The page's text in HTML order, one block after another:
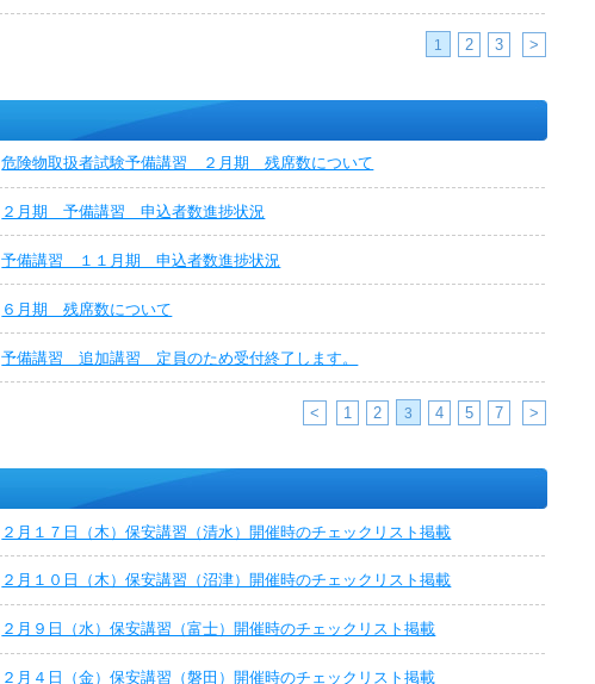
1 2 3 >
危険物取扱者試験予備講習 ２月期 残席数について
２月期 予備講習 申込者数進捗状況
予備講習 １１月期 申込者数進捗状況
６月期 残席数について
予備講習 追加講習 定員のため受付終了します。
< 1 2 3 4 5 7 >
２月１７日（木）保安講習（清水）開催時のチェックリスト掲載
２月１０日（木）保安講習（沼津）開催時のチェックリスト掲載
２月９日（水）保安講習（富士）開催時のチェックリスト掲載
２月４日（金）保安講習（磐田）開催時のチェックリスト掲載